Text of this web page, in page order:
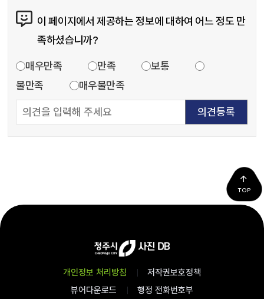
이 페이지에서 제공하는 정보에 대하여 어느 정도 만
족하셨습니까?
매우만족 만족
보통
불만족
매우불만족
TOP
개인정보 처리방침
저작권보호정책
뷰어다운로드
행정 전화번호부